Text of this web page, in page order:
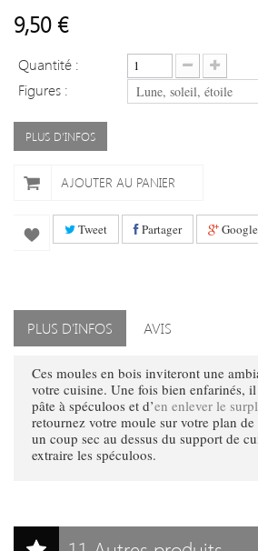
9,50 €
Quantité :
Figures :
Lune, soleil, étoile
PLUS D'INFOS
AJOUTER AU PANIER
Tweet Partager
PLUS D'INFOS AVIS
Ces moules en bois inviteront une
votre cuisine. Une fois bien enfarinés,
pâte à spéculoos et d’en enlever le
retournez votre moule sur votre plan
un coup sec au dessus du support de
extraire les spéculoos.